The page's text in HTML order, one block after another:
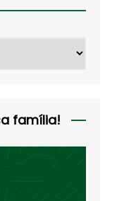
família!